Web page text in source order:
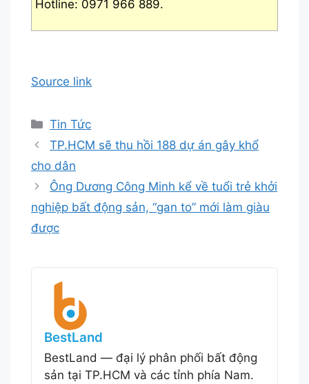
Hotline: 0971 966 889.
Source link
Danh
mục
Tin Tức
TP.HCM sẽ thu hồi 188 dự án gây khổ
cho dân
Ông Dương Công Minh kể về tuổi trẻ khởi
nghiệp bất động sản, “gan to” mới làm giàu
được
BestLand
BestLand — đại lý phân phối bất động
sản tại TP.HCM và các tỉnh phía Nam.